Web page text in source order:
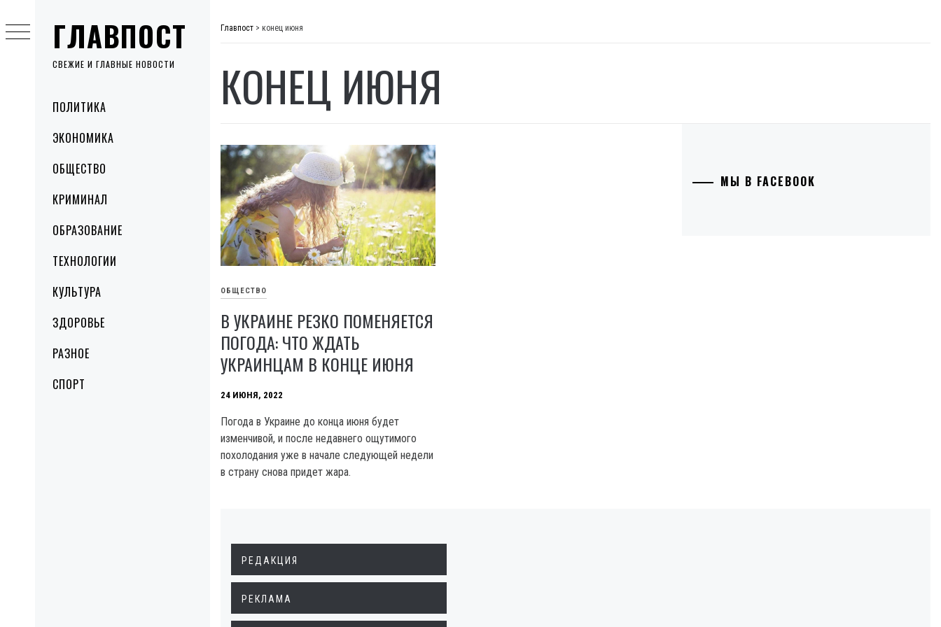
ГЛАВПОСТ
СВЕЖИЕ И ГЛАВНЫЕ НОВОСТИ
MenuПОЛИТИКА
ЭКОНОМИКА
ОБЩЕСТВО
КРИМИНАЛ
ОБРАЗОВАНИЕ
ТЕХНОЛОГИИ
КУЛЬТУРА
ЗДОРОВЬЕ
РАЗНОЕ
СПОРТ
to
content
Главпост > конец июня
КОНЕЦ ИЮНЯ
ОБЩЕСТВО
В УКРАИНЕ РЕЗКО ПОМЕНЯЕТСЯ
ПОГОДА: ЧТО ЖДАТЬ
УКРАИНЦАМ В КОНЦЕ ИЮНЯ
24 ИЮНЯ, 2022
Погода в Украине до конца июня будет
изменчивой, и после недавнего ощутимого
похолодания уже в начале следующей недели
в страну снова придет жара.
МЫ В FACEBOOK
РЕДАКЦИЯ
РЕКЛАМА